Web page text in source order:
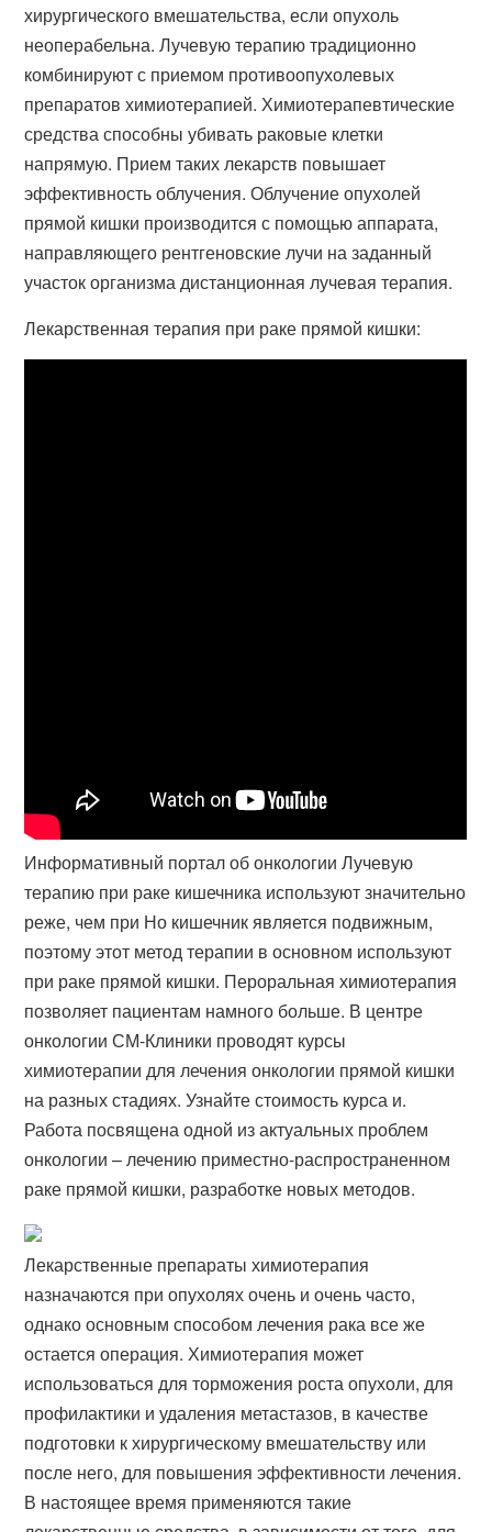
хирургического вмешательства, если опухоль
неоперабельна. Лучевую терапию традиционно
комбинируют с приемом противоопухолевых
препаратов химиотерапией. Химиотерапевтические
средства способны убивать раковые клетки
напрямую. Прием таких лекарств повышает
эффективность облучения. Облучение опухолей
прямой кишки производится с помощью аппарата,
направляющего рентгеновские лучи на заданный
участок организма дистанционная лучевая терапия.
Лекарственная терапия при раке прямой кишки:
Информативный портал об онкологии Лучевую
терапию при раке кишечника используют значительно
реже, чем при Но кишечник является подвижным,
поэтому этот метод терапии в основном используют
при раке прямой кишки. Пероральная химиотерапия
позволяет пациентам намного больше. В центре
онкологии СМ-Клиники проводят курсы
химиотерапии для лечения онкологии прямой кишки
на разных стадиях. Узнайте стоимость курса и.
Работа посвящена одной из актуальных проблем
онкологии – лечению приместно-распространенном
раке прямой кишки, разработке новых методов.
Лекарственные препараты химиотерапия
назначаются при опухолях очень и очень часто,
однако основным способом лечения рака все же
остается операция. Химиотерапия может
использоваться для торможения роста опухоли, для
профилактики и удаления метастазов, в качестве
подготовки к хирургическому вмешательству или
после него, для повышения эффективности лечения.
В настоящее время применяются такие